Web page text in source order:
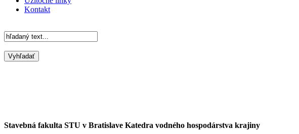
Kontakt
Stavebná fakulta STU v Bratislave Katedra vodného hospodárstva krajiny